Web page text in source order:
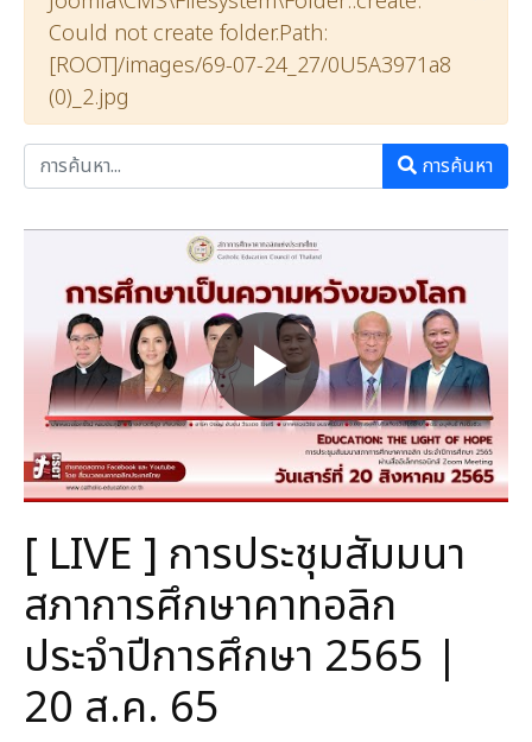
Could not create folder.Path:
[ROOT]/images/69-07-24_27/0U5A3971a8
(0)_2.jpg
การค้นหา
[ LIVE ] การประชุมสัมมนา
สภาการศึกษาคาทอลิก
ประจำปีการศึกษา 2565 |
20 ส.ค. 65